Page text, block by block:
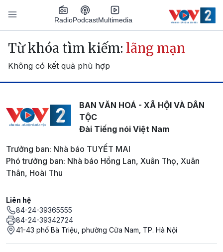
Nhảy đến nội dung
RadioPodcastMultimedia
Main navigation
Từ khóa tìm kiếm: lãng mạn
Không có kết quả phù hợp
BAN VĂN HOÁ - XÃ HỘI VÀ DÂN
TỘC
Đài Tiếng nói Việt Nam
Trưởng ban: Nhà báo TUYẾT MAI
Phó trưởng ban: Nhà báo Hồng Lan, Xuân Thọ, Xuân
Thân, Hoài Thu
Liên hệ
84-24-39365555
84-24-39342724
41-43 phố Bà Triệu, phường Cửa Nam, TP. Hà Nội